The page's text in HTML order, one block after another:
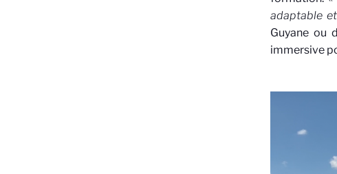
adaptable
Guyane ou
immersive